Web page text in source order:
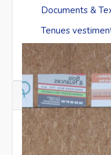
Documents &
Tenues
Mentions
Champions